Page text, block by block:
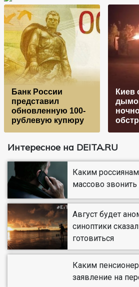
Банк России
представил
обновленную 100-
рублевую купюру
Киев
Интересное на DEITA.RU
Каким россиянам
массово
Август будет
синоптики
готовиться
Каким
заявление на